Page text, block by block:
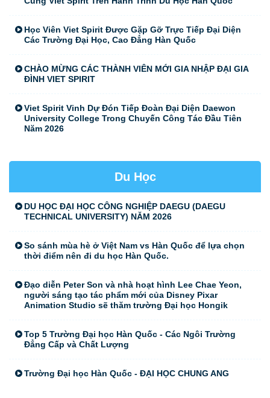
Học Viên Viet Spirit Được Gặp Gỡ Trực Tiếp Đại Diện
Các Trường Đại Học, Cao Đẳng Hàn Quốc
CHÀO MỪNG CÁC THÀNH VIÊN MỚI GIA NHẬP ĐẠI GIA
ĐÌNH VIET SPIRIT
Viet Spirit Vinh Dự Đón Tiếp Đoàn Đại Diện Daewon
University College Trong Chuyến Công Tác Đầu Tiên
Năm 2026
Du Học
DU HỌC ĐẠI HỌC CÔNG NGHIỆP DAEGU (DAEGU
TECHNICAL UNIVERSITY) NĂM 2026
So sánh mùa hè ở Việt Nam vs Hàn Quốc để lựa chọn
thời điểm nên đi du học Hàn Quốc.
Đạo diễn Peter Son và nhà hoạt hình Lee Chae Yeon,
người sáng tạo tác phẩm mới của Disney Pixar
Animation Studio sẽ thăm trường Đại học Hongik
Top 5 Trường Đại học Hàn Quốc - Các Ngôi Trường
Đẳng Cấp và Chất Lượng
Trường Đại học Hàn Quốc - ĐẠI HỌC CHUNG ANG